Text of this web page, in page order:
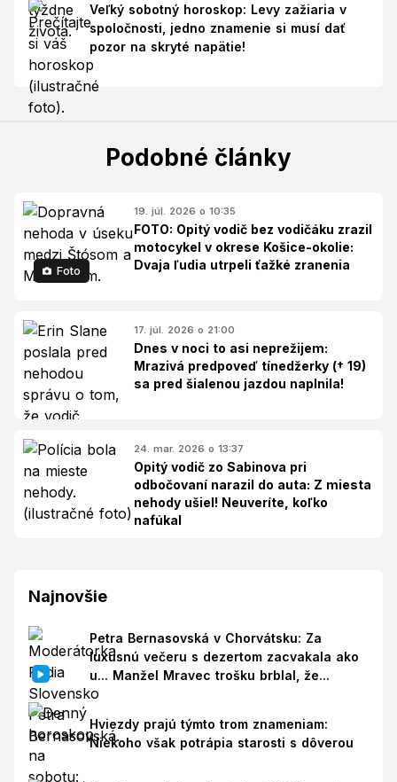
Veľký sobotný horoskop: Levy zažiaria v
spoločnosti, jedno znamenie si musí dať
pozor na skryté napätie!
Podobné články
Foto
19. júl. 2026 o 10:35
FOTO: Opitý vodič bez vodičáku zrazil
motocykel v okrese Košice-okolie:
Dvaja ľudia utrpeli ťažké zranenia
17. júl. 2026 o 21:00
Dnes v noci to asi neprežijem:
Mrazivá predpoveď tínedžerky († 19)
sa pred šialenou jazdou naplnila!
24. mar. 2026 o 13:37
Opitý vodič zo Sabinova pri
odbočovaní narazil do auta: Z miesta
nehody ušiel! Neuveríte, koľko
nafúkal
Najnovšie
Petra Bernasovská v Chorvátsku: Za
luxusnú večeru s dezertom zacvakala ako
u... Manžel Mravec trošku brblal, že...
Hviezdy prajú týmto trom znameniam:
Niekoho však potrápia starosti s dôverou